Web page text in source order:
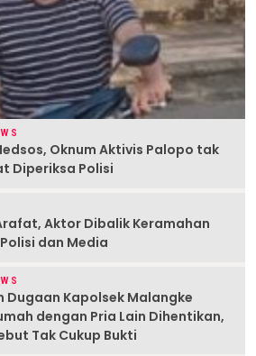
Oknum Aktivis Palopo tak
Diperiksa Polisi
Aktor Dibalik Keramahan
dan Media
Dugaan Kapolsek Malangke
dengan Pria Lain Dihentikan,
Tak Cukup Bukti